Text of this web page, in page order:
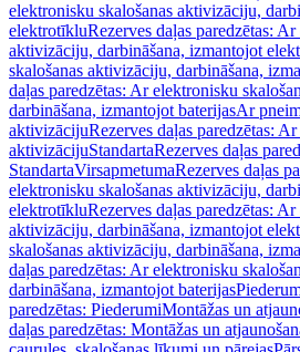
elektronisku skalošanas aktivizāciju,
elektrotīkluRezerves daļas paredzētas:
aktivizāciju, darbināšana, izmantojot
skalošanas aktivizāciju, darbināšana,
daļas paredzētas: Ar elektronisku
darbināšana, izmantojot baterijasAr
aktivizācijuRezerves daļas paredzētas:
aktivizācijuStandartaRezerves daļas
StandartaVirsapmetumaRezerves daļas
elektronisku skalošanas aktivizāciju,
elektrotīkluRezerves daļas paredzētas:
aktivizāciju, darbināšana, izmantojot
skalošanas aktivizāciju, darbināšana,
daļas paredzētas: Ar elektronisku
darbināšana, izmantojot baterijas
paredzētas: PiederumiMontāžas un
daļas paredzētas: Montāžas un